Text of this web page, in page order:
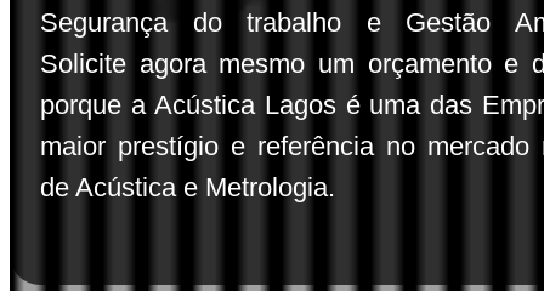
Segurança do trabalho e Gestão
Solicite agora mesmo um orçamento e
porque a Acústica Lagos é uma das
maior prestígio e referência no mercado
de Acústica e Metrologia.